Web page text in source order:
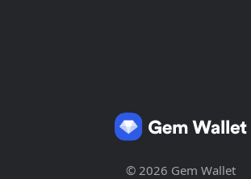
© 2026 Gem Wallet